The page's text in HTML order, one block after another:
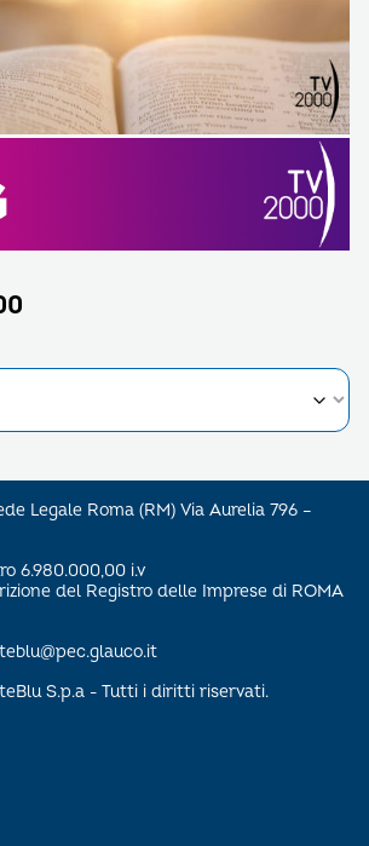
Legale Roma (RM) Via Aurelia 796 –
6.980.000,00 i.v
del Registro delle Imprese di ROMA
S.p.a - Tutti i diritti riservati.